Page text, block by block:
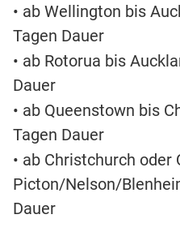
• ab Wellington bis
Tagen Dauer
• ab Rotorua bis
Dauer
• ab Queenstown bis
Tagen Dauer
• ab Christchurch oder
Picton/Nelson/
Dauer